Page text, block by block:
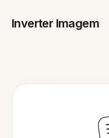
Inverter Imagem